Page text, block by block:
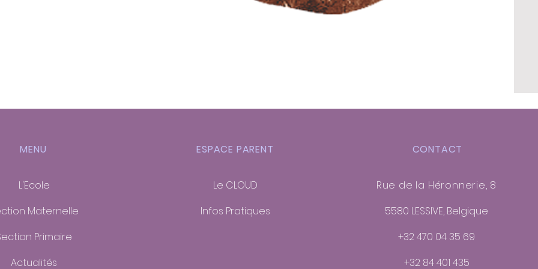
MENU
L'Ecole
Maternelle
Primaire
Actualités
ESPACE PARENT
Le CLOUD
Infos Pratiques
CONTACT
Rue de la Héronnerie, 8
5580 LESSIVE, Belgique
+32 470 04 35 69
+32 84 401 435